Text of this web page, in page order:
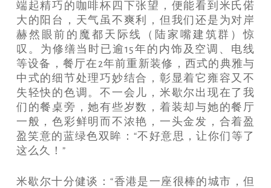
端起精巧的咖啡杯四下张望，便能看到米氏偌
大的阳台，天气虽不爽利，但我们还是为对岸
赫然眼前的魔都天际线（陆家嘴建筑群）惊
叹。为修缮当时已逾15年的内饰及空调、电线
等设备，餐厅在2年前重新装修，西式的典雅与
中式的细节处理巧妙结合，彰显着它雍容又不
失轻快的色调。不一会儿，米歇尔出现在了我
们的餐桌旁，她有些岁数，着装却与她的餐厅
一般，色彩鲜明而不浓艳，一头金发，合着盈
盈笑意的蓝绿色双眸：“不好意思，让你们等了
这么久！”
米歇尔十分健谈：“香港是一座很棒的城市，但